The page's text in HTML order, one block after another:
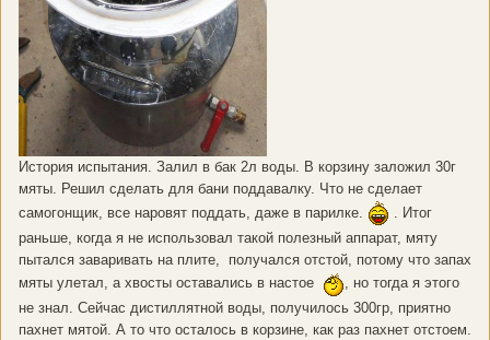
История испытания. Залил в бак 2л воды. В корзину заложил 30г
мяты. Решил сделать для бани поддавалку. Что не сделает
самогонщик, все наровят поддать, даже в парилке.
. Итог
раньше, когда я не использовал такой полезный аппарат, мяту
пытался заваривать на плите, получался отстой, потому что запах
мяты улетал, а хвосты оставались в настое
, но тогда я этого
не знал. Сейчас дистиллятной воды, получилось 300гр, приятно
пахнет мятой. А то что осталось в корзине, как раз пахнет отстоем.